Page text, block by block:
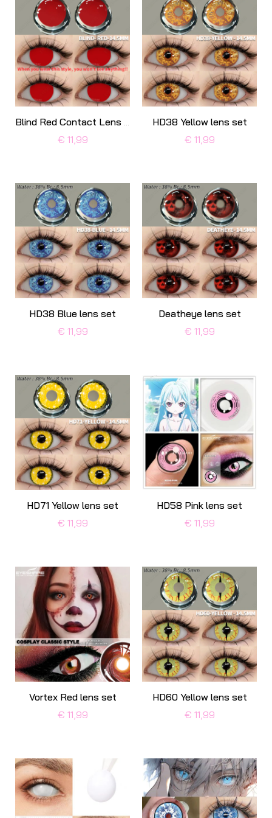
Blind Red Contact Lens set
€ 11,99
HD38 Yellow lens set
€ 11,99
HD38 Blue lens set
€ 11,99
Deatheye lens set
€ 11,99
HD71 Yellow lens set
€ 11,99
HD58 Pink lens set
€ 11,99
Vortex Red lens set
€ 11,99
HD60 Yellow lens set
€ 11,99